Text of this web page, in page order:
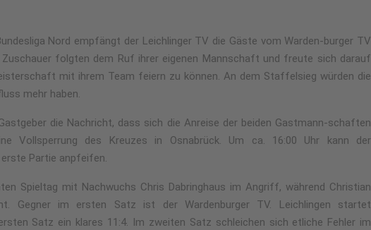
Nord empfängt der Leichlinger TV die Gäste vom Warden-burger TV
Zuschauer folgten dem Ruf ihrer eigenen Mannschaft und freute sich darauf
mit ihrem Team feiern zu können. An dem Staffelsieg würden die
mehr haben.
die Nachricht, dass sich die Anreise der beiden Gastmann-schaften
Vollsperrung des Kreuzes in Osnabrück. Um ca. 16:00 Uhr kann der
Partie anpfeifen.
Spieltag mit Nachwuchs Chris Dabringhaus im Angriff, während Christian
Gegner im ersten Satz ist der Wardenburger TV. Leichlingen startet
Satz ein klares 11:4. Im zweiten Satz schleichen sich etliche Fehler im